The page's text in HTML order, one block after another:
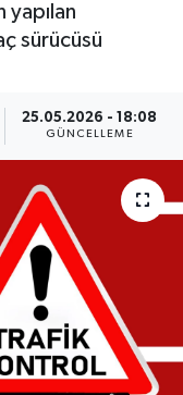
yapılan
sürücüsü
25.05.2026 - 18:08
GÜNCELLEME